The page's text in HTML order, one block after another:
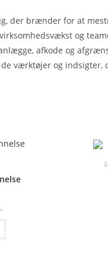
der brænder for at
og
afkode og
værktøjer og indsigter,